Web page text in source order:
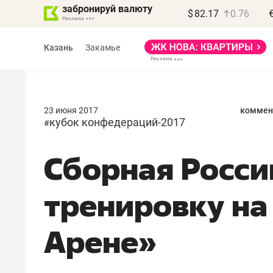
забронируй валюту $ 82.17 0.76
Казань Закамье
23 июня 2017
#кубок конфедераций-2017
Сборная
тренировку
Арене»
МАРТ
«Не зная местных
правил, бизнес может
потерять минимум
полгода»